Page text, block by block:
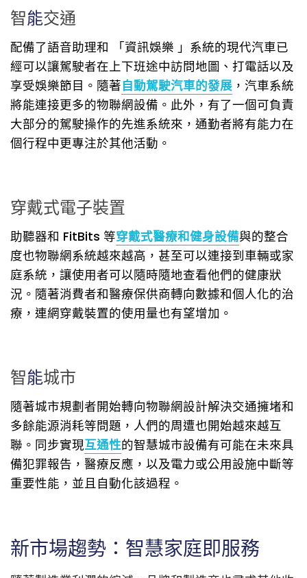
智能交通
配備了語音助理和 「資訊娛樂 」系統的現代汽車已
經可以讓駕駛者在上下班途中訪問地圖、打電話以及
享受娛樂節目。隨著自動駕駛汽車的發展 ，汽車系統
將能連接更多的物聯網設備。此外，有了一個可負責
大部分的駕駛操作的先進系統來，通勤者將有能力在
個行程中更專注於其他活動。
穿戴式電子裝置
助聽器和 FitBits 等穿戴式醫療和健身設備與的整合
度也物聯網系統越來越高，甚至可以連接到車輛或家
庭系統，讓使用者可以隨時隨地查看他們的健康狀
況。隨著消費者和醫療保供商轉向數據和個人化的治
療，連網穿戴裝置的使用量也有望增加。
智能城市
隨著城市規劃者開始轉向物聯網設計解決交通擁堵和
多餘能源消耗等問題，人們的周遭也開始越來越互
聯。同步實現互通性的智慧城市設備有可能在未來具
備犯罪報告，醫療反應，以及電力或公用設施中斷等
重要性能，並且自動化該過程。
新市場趨勢：智慧家庭即服務